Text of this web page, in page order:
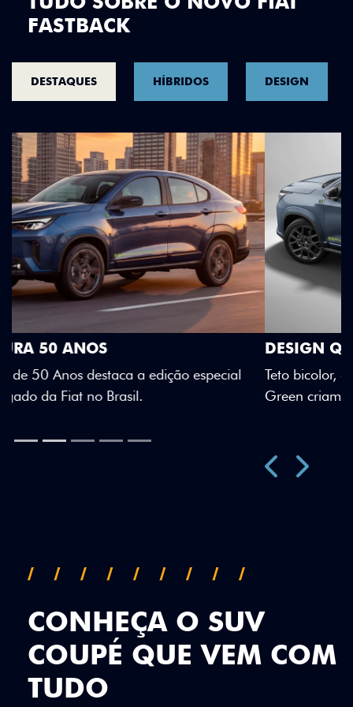
FASTBACK
DESTAQUES HÍBRIDOS DESIGN
DESIGN QUE SE DESTACA
Teto bicolor, adesivos estilizados e detalhes em Citrus
Green criam uma identidade visual única.
CONHEÇA O SUV
COUPÉ QUE VEM COM
TUDO